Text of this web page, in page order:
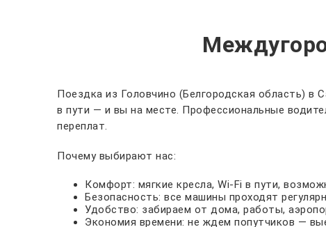
Поездка из Головчино (Белгородская область) в
в пути — и вы на месте. Профессиональные
переплат.
Почему выбирают нас:
Комфорт: мягкие кресла, Wi-Fi в пути,
Безопасность: все машины проходят
Удобство: забираем от дома, работы,
Экономия времени: не ждем попутчиков —